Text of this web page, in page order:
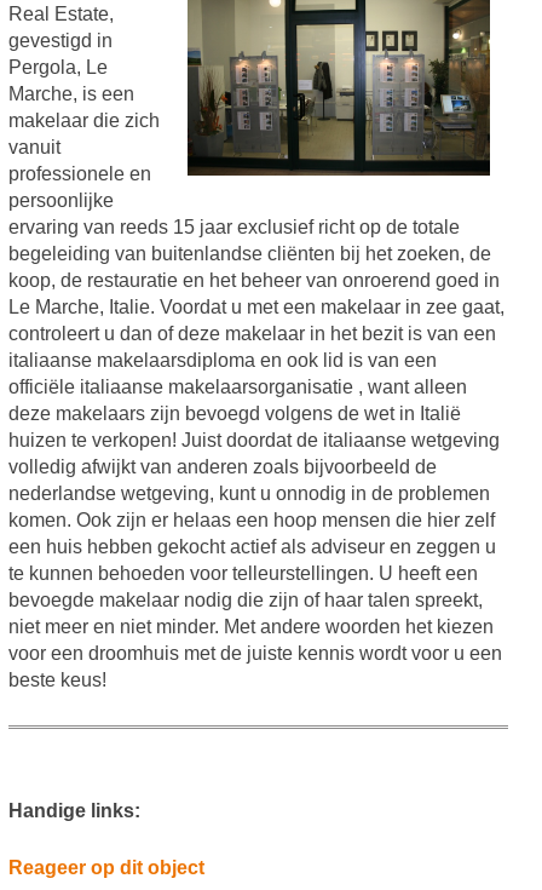
Real Estate,
gevestigd in
Pergola, Le
Marche, is een
makelaar die zich
vanuit
professionele en
persoonlijke
ervaring van reeds 15 jaar exclusief richt op de totale
begeleiding van buitenlandse cliënten bij het zoeken, de
koop, de restauratie en het beheer van onroerend goed in
Le Marche, Italie. Voordat u met een makelaar in zee gaat,
controleert u dan of deze makelaar in het bezit is van een
italiaanse makelaarsdiploma en ook lid is van een
officiële italiaanse makelaarsorganisatie , want alleen
deze makelaars zijn bevoegd volgens de wet in Italië
huizen te verkopen! Juist doordat de italiaanse wetgeving
volledig afwijkt van anderen zoals bijvoorbeeld de
nederlandse wetgeving, kunt u onnodig in de problemen
komen. Ook zijn er helaas een hoop mensen die hier zelf
een huis hebben gekocht actief als adviseur en zeggen u
te kunnen behoeden voor telleurstellingen. U heeft een
bevoegde makelaar nodig die zijn of haar talen spreekt,
niet meer en niet minder. Met andere woorden het kiezen
voor een droomhuis met de juiste kennis wordt voor u een
beste keus!
Handige links:
Reageer op dit object